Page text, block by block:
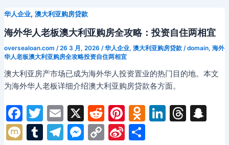
商
业
发
展
指
南
o
k
s
ni
m n
g
er
k o
尔
本
人
业
贷
款
全
攻
略：
华人企业, 澳大利亚购房贷款
海外华人老板澳大利亚购房全攻略：投资自住两相宜
oversealoan.com /26 3 月, 2026 /华人企业, 澳大利亚购房贷款/domain, 海外
华人老板澳大利亚购房全攻略投资自住两相宜
澳大利亚房产市场已成为海外华人投资置业的热门目的地。本文
为海外华人老板详细介绍澳大利亚购房贷款各方面。
F
a
T
w
E
m
X R
e
Pi
nt
O
d
Li T S
M T T M C Si 分